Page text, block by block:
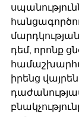
մարդկության
դեմ, որոնք
իրենց